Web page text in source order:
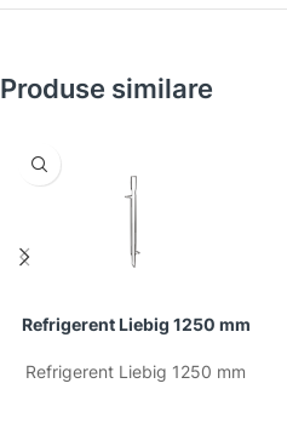
Produse similare
Refrigerent Liebig 1250 mm
Refrigerent Liebig 1250 mm